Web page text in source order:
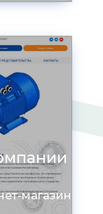
магазин